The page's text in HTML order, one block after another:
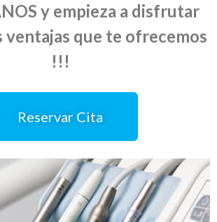
y empieza a disfrutar
ventajas que te ofrecemos
!!!
Reservar Cita